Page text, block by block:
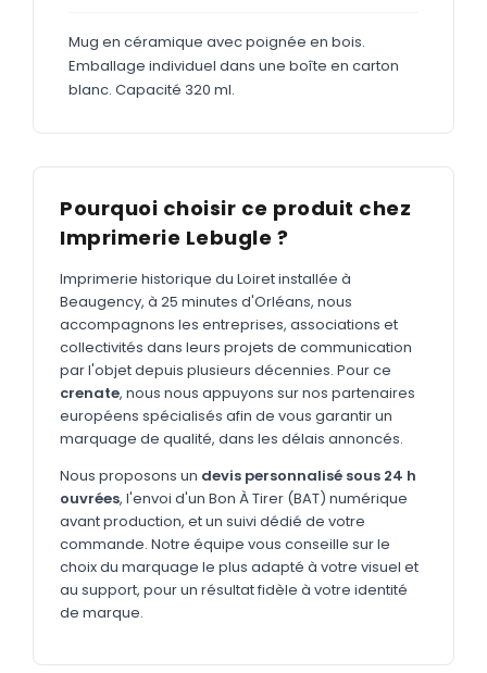
Adhésifs vitrine
Sweatshirts Nouveau
GOODIES
Catalogue complet
Bureau & écriture
Sacs & voyages
Verres & déjeuner
Technologie
Vêtements
Outils & porte-clés
Cuisine
Mug en céramique avec poignée en bois.
Emballage individuel dans une boîte en carton
blanc. Capacité 320 ml.
Pourquoi choisir ce produit chez
Imprimerie Lebugle ?
Imprimerie historique du Loiret installée à
Beaugency, à 25 minutes d'Orléans, nous
accompagnons les entreprises, associations et
collectivités dans leurs projets de communication
par l'objet depuis plusieurs décennies. Pour ce
crenate, nous nous appuyons sur nos partenaires
européens spécialisés afin de vous garantir un
marquage de qualité, dans les délais annoncés.
Nous proposons un devis personnalisé sous 24 h
ouvrées, l'envoi d'un Bon À Tirer (BAT) numérique
avant production, et un suivi dédié de votre
commande. Notre équipe vous conseille sur le
choix du marquage le plus adapté à votre visuel et
au support, pour un résultat fidèle à votre identité
de marque.